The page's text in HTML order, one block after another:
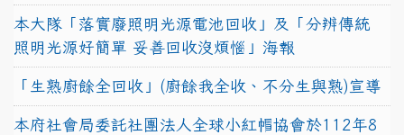
本大隊「落實廢照明光源電池回收」及「分辨傳統
照明光源好簡單 妥善回收沒煩惱」海報
「生熟廚餘全回收」(廚餘我全收、不分生與熟)宣導
本府社會局委託社團法人全球小紅帽協會於112年8